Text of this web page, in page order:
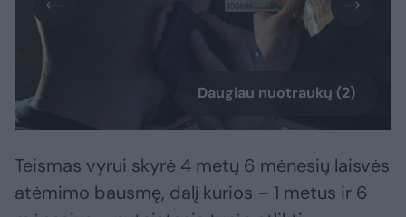
Daugiau nuotraukų (2)
Teismas vyrui skyrė 4 metų 6 mėnesių laisvės
atėmimo bausmę, dalį kurios – 1 metus ir 6